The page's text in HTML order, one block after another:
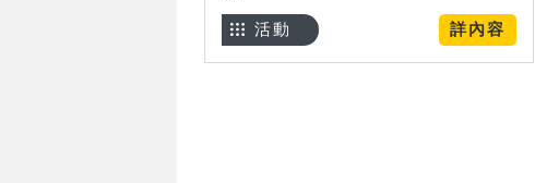
詳內容
活動